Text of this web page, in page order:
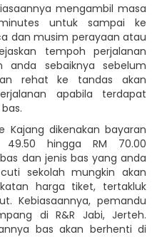
mengambil masa
untuk sampai ke
dan musim perayaan atau
tempoh perjalanan
anda sebaiknya sebelum
rehat ke tandas akan
apabila terdapat
Kajang dikenakan bayaran
hingga RM 70.00
dan jenis bas yang anda
sekolah mungkin akan
harga tiket, tertakluk
Kebiasaannya, pemandu
di R&R Jabi, Jerteh.
bas akan berhenti di